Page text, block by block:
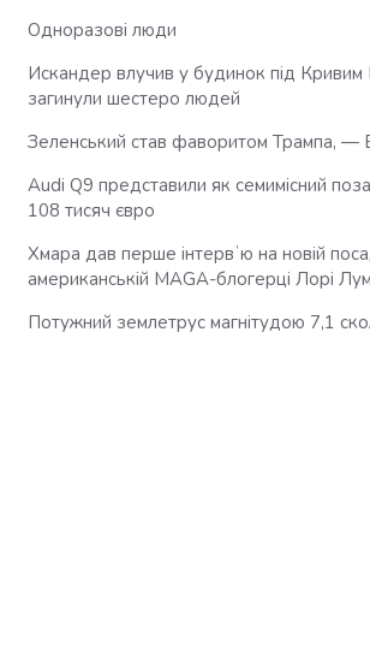
Одноразові люди
Искандер влучив у будинок під Кривим
загинули шестеро людей
Зеленський став фаворитом Трампа, —
Audi Q9 представили як семимісний
108 тисяч євро
Хмара дав перше інтервʼю на новій
американській MAGA-блогерці Лорі
Потужний землетрус магнітудою 7,1